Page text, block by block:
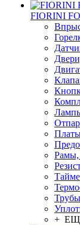
FIORINI
Рамы,
Трубы
+